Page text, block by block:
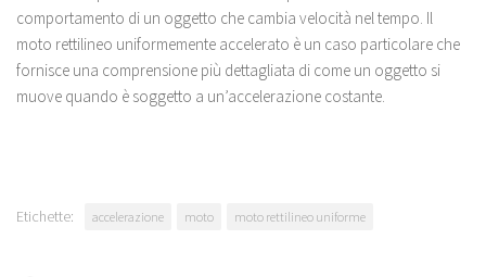
comportamento di un oggetto che cambia velocità nel tempo. Il
moto rettilineo uniformemente accelerato è un caso particolare che
fornisce una comprensione più dettagliata di come un oggetto si
muove quando è soggetto a un’accelerazione costante.
Etichette: accelerazione moto moto rettilineo uniforme